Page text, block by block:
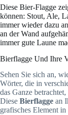
Diese Bier-Flagge
können: Stout, Ale,
immer wieder dazu
an der Wand
immer gute Laune
Bierflagge Und Ihre
Sehen Sie sich an,
Wörter, die in
das Ganze
Diese Bierflagge an
grafisches Element